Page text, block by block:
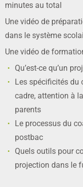
minutes au total
Une vidéo de
dans le système
Une vidéo de
Qu’est-ce qu’un
Les spécificités du
cadre, attention à
parents
Le processus du
postbac
Quels outils pour
projection dans le